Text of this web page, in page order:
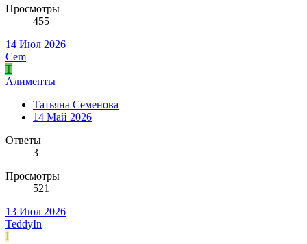
Просмотры
455
14 Июл 2026
Cem
Т
Алименты
Татьяна Семенова
14 Май 2026
Ответы
3
Просмотры
521
13 Июл 2026
TeddyIn
I